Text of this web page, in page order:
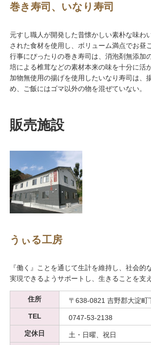
巻き寿司、いなり寿司
元すし職人が開発した昔懐かしい素朴な味わ
された食材を使用し、ボリューム満点でお昼
行事にぴったりの巻き寿司は、消泡剤無添加
培による椎茸などの素材本来の味を十分に活
加物無使用の揚げを使用したいなり寿司は、
め、ご飯にはゴマ以外の物を混ぜていない。
販売施設
うぃる工房
『働く』ことを通じて生計を維持し、社会的
実現できるようサポートし、生きることを支
住所
〒638-0821 吉野郡大淀町
TEL
0747-53-2138
定休日
土・日曜、祝日